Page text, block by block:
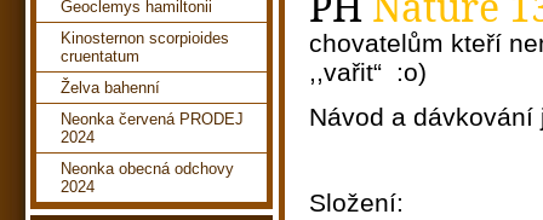
chovatelům kteří
,,vařit“ :o)
Návod a
Složení:
Geoclemys hamiltonii
Kinosternon scorpioides
cruentatum
Želva bahenní
Neonka červená PRODEJ
2024
Neonka obecná odchovy
2024